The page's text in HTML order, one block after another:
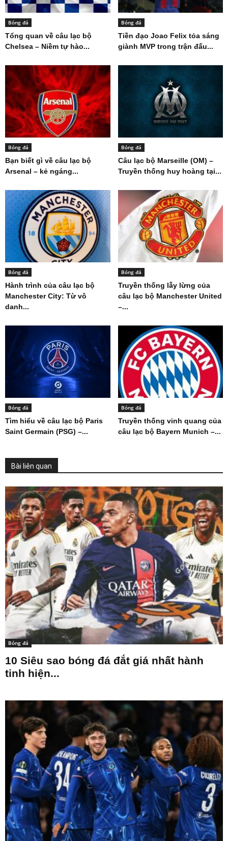
Bóng đá
Tổng quan về câu lạc bộ
Chelsea – Niềm tự hào...
Bóng đá
Tiền đạo Joao Felix tỏa sáng
giành MVP trong trận đấu...
Bóng đá
Bạn biết gì về câu lạc bộ
Arsenal – kẻ ngáng...
Bóng đá
Câu lạc bộ Marseille (OM) –
Truyền thống huy hoàng tại...
Bóng đá
Hành trình của câu lạc bộ
Manchester City: Từ vô
danh...
Bóng đá
Truyền thống lẫy lừng của
câu lạc bộ Manchester United
–...
Bóng đá
Tìm hiểu về câu lạc bộ Paris
Saint Germain (PSG) –...
Bóng đá
Truyền thống vinh quang của
câu lạc bộ Bayern Munich –...
Bài liên quan
Bóng đá
10 Siêu sao bóng đá đắt giá nhất hành
tinh hiện...